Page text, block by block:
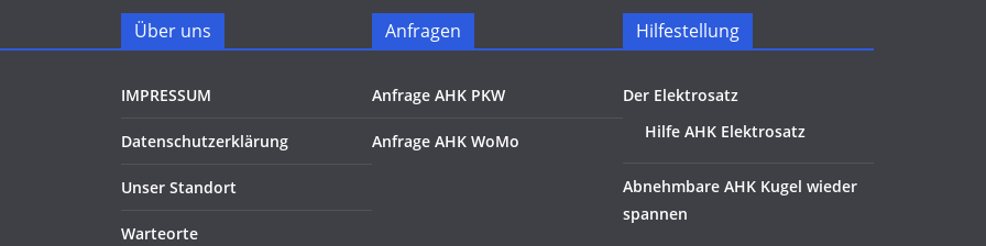
Über uns
IMPRESSUM
Datenschutzerklärung
Unser Standort
Warteorte
Anfragen
Anfrage AHK PKW
Anfrage AHK WoMo
Hilfestellung
Der Elektrosatz
Hilfe AHK Elektrosatz
Abnehmbare AHK Kugel wieder
spannen